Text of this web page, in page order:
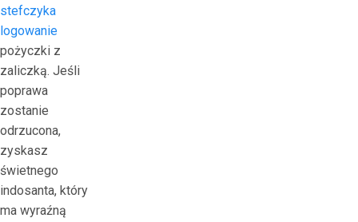
stefczyka
logowanie
pożyczki z
zaliczką. Jeśli
poprawa
zostanie
odrzucona,
zyskasz
świetnego
indosanta, który
ma wyraźną
h
o
o
t
o
u
t
с
к
а
ч